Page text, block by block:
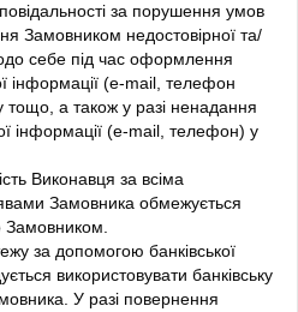
за порушення умов
Замовником недостовірної та/
себе під час оформлення
інформації (e-mail, телефон
тощо, а також у разі ненадання
інформації (e-mail, телефон) у
Виконавця за всіма
Замовника обмежується
Замовником.
за допомогою банківської
використовувати банківську
У разі повернення